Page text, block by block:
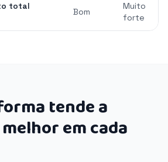
total
Bom
Muito
forte
tende a
em cada